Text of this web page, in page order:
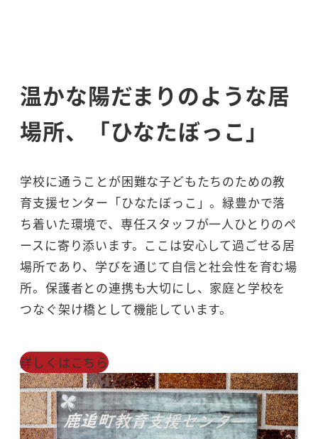
温かな陽だまりのような居
場所、
「ひなたぼっこ」
学校に通うことが困難な子どもたちのための教
育支援センター「ひなたぼっこ」。緑豊かで落
ち着いた環境で、専任スタッフが一人ひとりのペ
ースに寄り添います。ここは安心して過ごせる居
場所であり、学びを通じて自信と社会性を育む場
所。保護者との連携も大切にし、家庭と学校を
つなぐ架け橋として機能しています。
詳しくはこちら